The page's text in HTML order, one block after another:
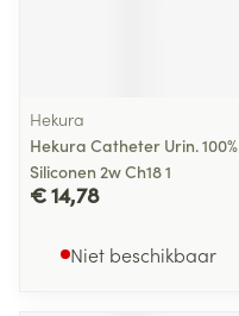
Hekura
Hekura Catheter Urin. 100%
Siliconen 2w Ch18 1
€ 14,78
Niet beschikbaar